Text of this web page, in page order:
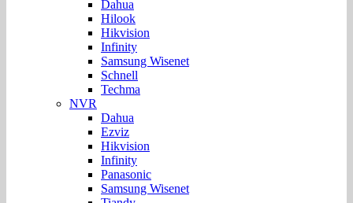
Dahua
Hilook
Hikvision
Infinity
Samsung Wisenet
Schnell
Techma
NVR
Dahua
Ezviz
Hikvision
Infinity
Panasonic
Samsung Wisenet